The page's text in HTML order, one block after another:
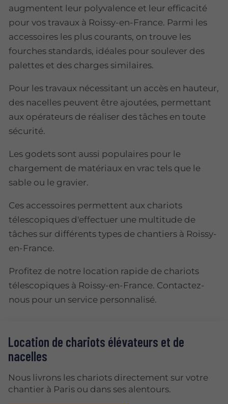
augmentent leur polyvalence et leur efficacité
pour vos travaux à Roissy-en-France. Parmi les
accessoires les plus courants, on trouve les
fourches standards, idéales pour soulever des
palettes et des charges similaires.
Pour les travaux nécessitant un accès en hauteur,
des nacelles peuvent être ajoutées, permettant
aux opérateurs de réaliser des tâches en toute
sécurité.
Les godets sont aussi populaires pour le
chargement de matériaux en vrac tels que le
sable ou le gravier.
Ces accessoires permettent aux chariots
télescopiques d'effectuer une multitude de
tâches sur différents types de chantiers à Roissy-
en-France.
Profitez de notre location rapide de chariots
télescopiques à Roissy-en-France. Contactez-
nous pour un service personnalisé.
Location de chariots élévateurs et de
nacelles
Nous livrons les chariots directement sur votre
chantier à Paris ou dans ses alentours.